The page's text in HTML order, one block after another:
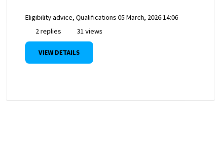
Eligibility advice, Qualifications 05 March, 2026 14:06
2 replies
31 views
VIEW DETAILS